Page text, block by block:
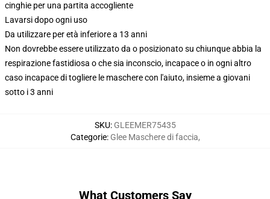
cinghie per una partita accogliente
Lavarsi dopo ogni uso
Da utilizzare per età inferiore a 13 anni
Non dovrebbe essere utilizzato da o posizionato su chiunque abbia la
respirazione fastidiosa o che sia inconscio, incapace o in ogni altro
caso incapace di togliere le maschere con l'aiuto, insieme a giovani
sotto i 3 anni
SKU: GLEEMER75435
Categorie: Glee Maschere di faccia,
What Customers Say